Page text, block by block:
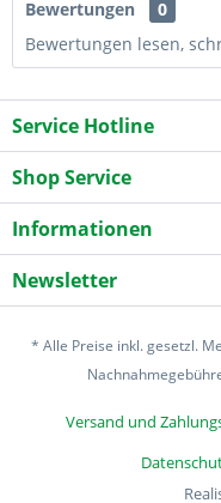
Bewertungen
0
Bewertungen lesen,
Service Hotline
Shop Service
Informationen
Newsletter
* Alle Preise inkl. gesetzl.
Versand und